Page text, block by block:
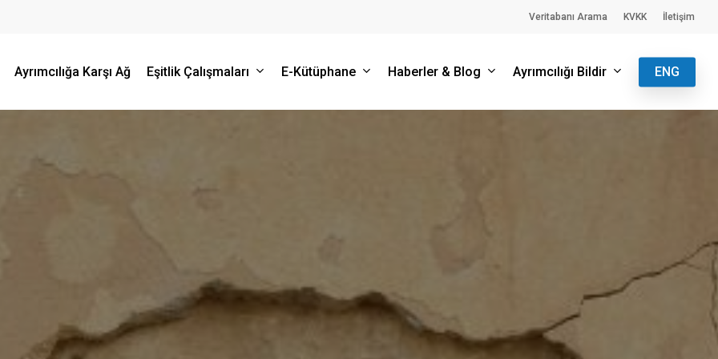
Veritabanı Arama KVKK İletişim
Ayrımcılığa Karşı Ağ Eşitlik Çalışmaları E-Kütüphane Haberler & Blog Ayrımcılığı Bildir ENG